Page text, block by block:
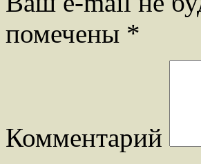
помечены *
Комментарий